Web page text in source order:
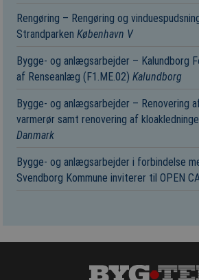
Rengøring – Rengøring og
StrandparkenKøbenhavn V
Bygge- og anlægsarbejder – Kalundborg
af Renseanlæg (F1.ME.02)Kalundborg
Bygge- og anlægsarbejder – Renovering
varmerør samt renovering af
Danmark
Bygge- og anlægsarbejder i forbindelse
Svendborg Kommune inviterer til OPEN